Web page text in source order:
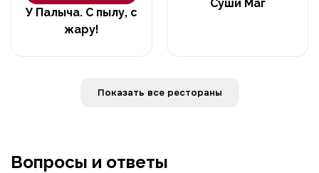
У Палыча. С пылу, с
жару!
Суши Маг
Показать все рестораны
Вопросы и ответы